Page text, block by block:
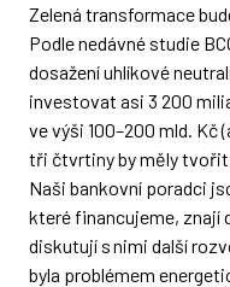
Zelená transformace
Podle nedávné studie
dosažení uhlíkové
investovat asi 3 200
ve výši 100–200 mld. Kč
tři čtvrtiny by měly
Naši bankovní poradci
které financujeme, znají
diskutují s nimi další
byla problémem